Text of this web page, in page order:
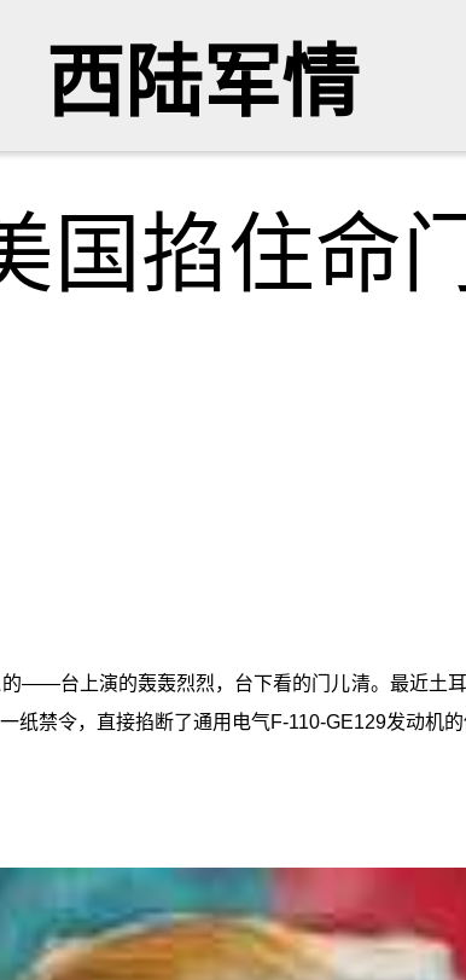
西陆军情
国掐住命
——台上演的轰轰烈烈，台下看的门儿清。最近土
纸禁令，直接掐断了通用电气F-110-GE129发动机